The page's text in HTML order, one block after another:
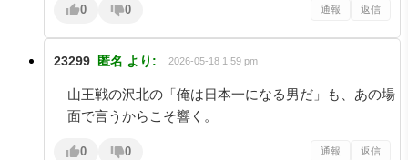
0 0 通報 返信
23299 匿名 より: 2026-05-18 1:59 pm
山王戦の沢北の「俺は日本一になる男だ」も、あの場
面で言うからこそ響く。
0 0 通報 返信